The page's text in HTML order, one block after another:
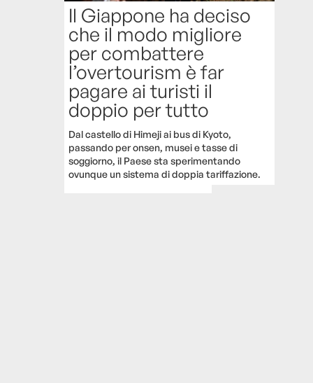
Il Giappone ha deciso
che il modo migliore
per combattere
l’overtourism è far
pagare ai turisti il
doppio per tutto
Dal castello di Himeji ai bus di Kyoto,
passando per onsen, musei e tasse di
soggiorno, il Paese sta sperimentando
ovunque un sistema di doppia tariffazione.